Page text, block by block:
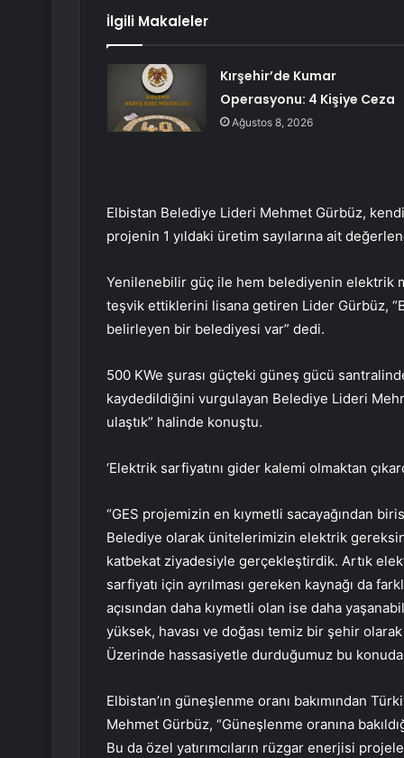
İlgili Makaleler
Kırşehir’de Kumar
Operasyonu: 4 Kişiye Ceza
Ağustos 8, 2026
Elbistan Belediye Lideri Mehmet Gürbüz,
projenin 1 yıldaki üretim sayılarına ait
Yenilenebilir güç ile hem belediyenin elektrik
teşvik ettiklerini lisana getiren Lider Gürbüz,
belirleyen bir belediyesi var” dedi.
500 KWe şurası güçteki güneş gücü
kaydedildiğini vurgulayan Belediye Lideri
ulaştık” halinde konuştu.
‘Elektrik sarfiyatını gider kalemi olmaktan
“GES projemizin en kıymetli sacayağından
Belediye olarak ünitelerimizin elektrik
katbekat ziyadesiyle gerçekleştirdik. Artık
sarfiyatı için ayrılması gereken kaynağı da
açısından daha kıymetli olan ise daha
yüksek, havası ve doğası temiz bir şehir
Üzerinde hassasiyetle durduğumuz bu
Elbistan’ın güneşlenme oranı bakımından
Mehmet Gürbüz, “Güneşlenme oranına
Bu da özel yatırımcıların rüzgar enerjisi